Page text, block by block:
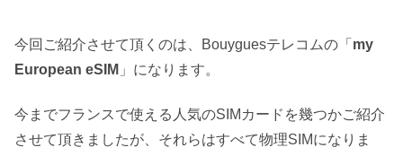
今回ご紹介させて頂くのは、Bouyguesテレコムの「 my
European eSIM 」になります。
今までフランスで使える人気のSIMカードを幾つかご紹介
させて頂きましたが、それらはすべて物理SIMになりま